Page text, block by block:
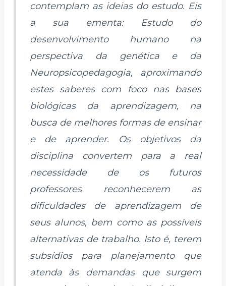
contemplam as ideias do estudo. Eis
a sua ementa: Estudo do
desenvolvimento humano na
perspectiva da genética e da
Neuropsicopedagogia, aproximando
estes saberes com foco nas bases
biológicas da aprendizagem, na
busca de melhores formas de ensinar
e de aprender. Os objetivos da
disciplina convertem para a real
necessidade de os futuros
professores reconhecerem as
dificuldades de aprendizagem de
seus alunos, bem como as possíveis
alternativas de trabalho. Isto é, terem
subsídios para planejamento que
atenda às demandas que surgem